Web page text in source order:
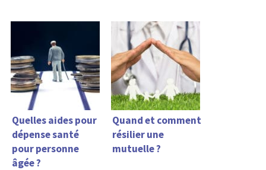
Quelles aides pour
dépense santé
pour personne
âgée ?
Quand et comment
résilier une
mutuelle ?